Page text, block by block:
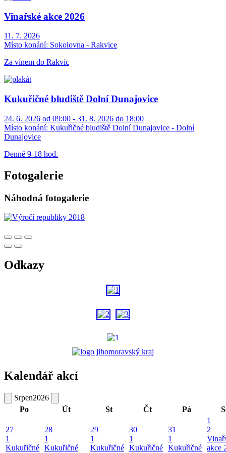
Vinařské akce 2026
11. 7. 2026
Místo konání: Sokolovna - Rakvice
Za vínem do Rakvic
Kukuřičné bludiště Dolní Dunajovice
24. 6. 2026 od 09:00 - 31. 8. 2026 do 18:00
Místo konání: Kukuřičné bludiště Dolní Dunajovice - Dolní
Dunajovice
Denně 9-18 hod.
Fotogalerie
Náhodná fotogalerie
Odkazy
Kalendář akcí
Srpen2026
Po
Út St Čt Pá
27
1
Kukuřičné
28
1
Kukuřičné
29
1
Kukuřičné
30
1
Kukuřičné
31
1
Kukuřičné
1
2
akce